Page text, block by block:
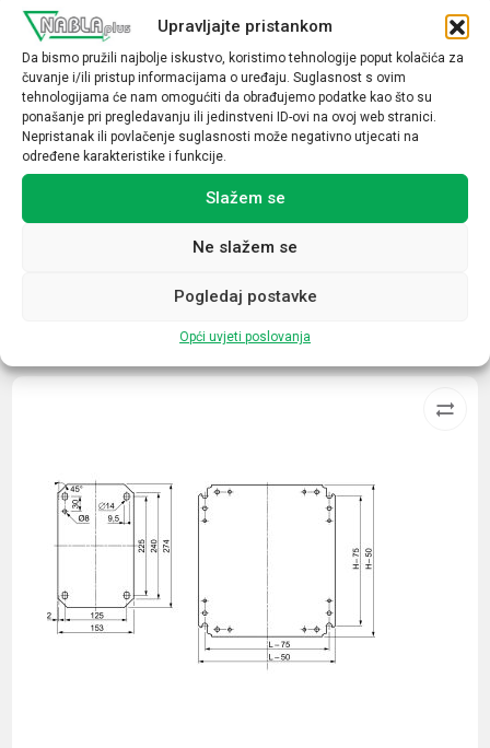
Upravljajte pristankom
Da bismo pružili najbolje iskustvo, koristimo tehnologije poput kolačića za
čuvanje i/ili pristup informacijama o uređaju. Suglasnost s ovim
tehnologijama će nam omogućiti da obrađujemo podatke kao što su
ponašanje pri pregledavanju ili jedinstveni ID-ovi na ovoj web stranici.
Nepristanak ili povlačenje suglasnosti može negativno utjecati na
određene karakteristike i funkcije.
Slažem se
Ne slažem se
Pogledaj postavke
Opći uvjeti poslovanja
Snaga motora (kW)
30
Nazivna struja (A)
65
Broj kontakata sklopnika
Povezani proizvodi